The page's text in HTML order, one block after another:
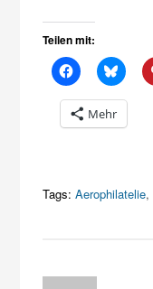
Teilen mit:
Mehr
Tags: Aerophilatelie,